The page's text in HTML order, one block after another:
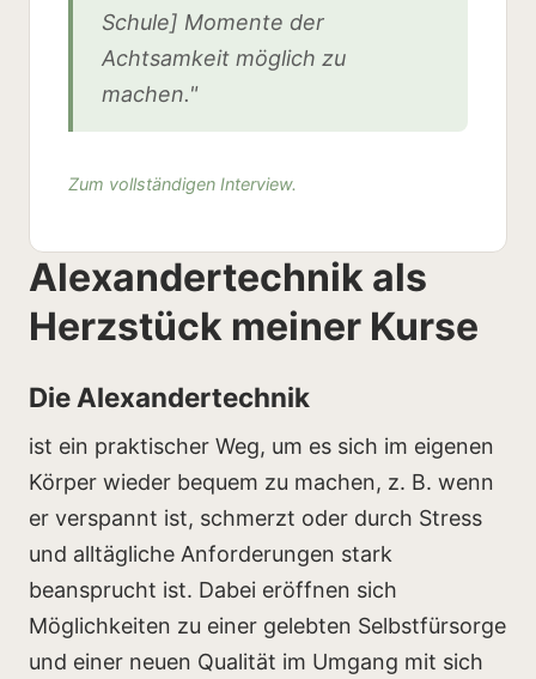
Schule] Momente der
Achtsamkeit möglich zu
machen."
Zum vollständigen Interview.
Alexandertechnik als
Herzstück meiner Kurse
Die Alexandertechnik
ist ein praktischer Weg, um es sich im eigenen
Körper wieder bequem zu machen, z. B. wenn
er verspannt ist, schmerzt oder durch Stress
und alltägliche Anforderungen stark
beansprucht ist. Dabei eröffnen sich
Möglichkeiten zu einer gelebten Selbstfürsorge
und einer neuen Qualität im Umgang mit sich